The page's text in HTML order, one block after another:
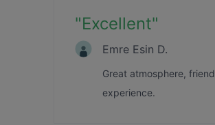
"Excellent"
Emre Esin D.
Great atmosphere,
experience.